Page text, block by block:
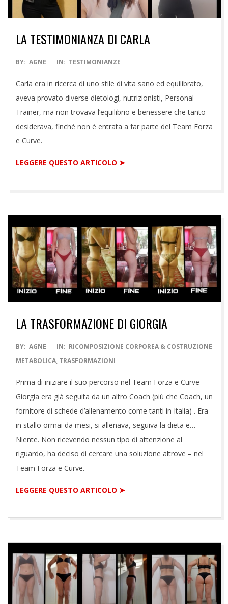
LA TESTIMONIANZA DI CARLA
2021-
23
BY: AGNE IN: TESTIMONIANZE
Carla era in ricerca di uno stile di vita sano ed equilibrato,
aveva provato diverse dietologi, nutrizionisti, Personal
Trainer, ma non trovava l’equilibrio e benessere che tanto
desiderava, finché non è entrata a far parte del Team Forza
e Curve.
LEGGERE QUESTO ARTICOLO ➤
LA TRASFORMAZIONE DI GIORGIA
2021-
09-
BY: AGNE IN: RICOMPOSIZIONE CORPOREA & COSTRUZIONE
METABOLICA, TRASFORMAZIONI
Prima di iniziare il suo percorso nel Team Forza e Curve
Giorgia era già seguita da un altro Coach (più che Coach, un
fornitore di schede d’allenamento come tanti in Italia) . Era
in stallo ormai da mesi, si allenava, seguiva la dieta e…
Niente. Non ricevendo nessun tipo di attenzione al
riguardo, ha deciso di cercare una soluzione altrove – nel
Team Forza e Curve.
LEGGERE QUESTO ARTICOLO ➤